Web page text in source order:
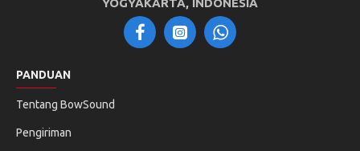
YOGYAKARTA, INDONESIA
PANDUAN
Tentang BowSound
Pengiriman